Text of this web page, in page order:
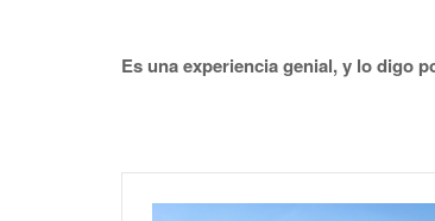
Es una experiencia genial, y lo digo